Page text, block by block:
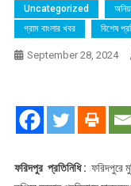
Uncategorized
গ্রাম বাংলার খবর
বিশেষ
September 28, 2024
ফরিদপুর প্রতিনিধি : ফরিদপুরে